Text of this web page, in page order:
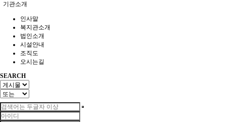
기관소개
인사말
복지관소개
법인소개
시설안내
조직도
오시는길
SEARCH